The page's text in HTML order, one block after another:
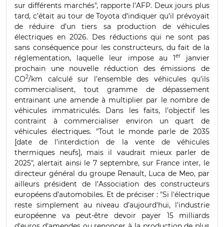
sur différents marchés", rapporte l’AFP. Deux jours plus
tard, c’était au tour de Toyota d’indiquer qu’il prévoyait
de réduire d’un tiers sa production de véhicules
électriques en 2026. Des réductions qui ne sont pas
sans conséquence pour les constructeurs, du fait de la
réglementation, laquelle leur impose au 1er
janvier
prochain une nouvelle réduction des émissions de
CO2/km calculé sur l’ensemble des véhicules qu’ils
commercialisent, tout gramme de dépassement
entrainant une amende à multiplier par le nombre de
véhicules immatriculés. Dans les faits, l’objectif les
contraint à commercialiser environ un quart de
véhicules électriques. "Tout le monde parle de 2035
[date de l’interdiction de la vente de véhicules
thermiques neufs], mais il vaudrait mieux parler de
2025", alertait ainsi le 7 septembre, sur France inter, le
directeur général du groupe Renault, Luca de Meo, par
ailleurs président de l’Association des constructeurs
européens d’automobiles. Et de préciser : "Si l'électrique
reste simplement au niveau d’aujourd'hui, l'industrie
européenne va peut-être devoir payer 15 milliards